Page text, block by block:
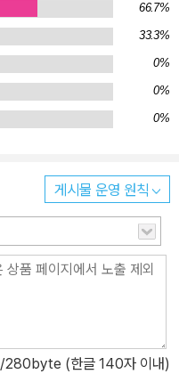
66.7%
33.3%
0%
0%
0%
게시물 운영 원칙
/280byte (한글 140자 이내)